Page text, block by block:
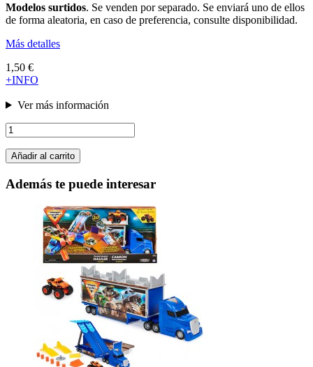
Modelos surtidos. Se venden por separado. Se enviará uno de ellos
de forma aleatoria, en caso de preferencia, consulte disponibilidad.
Más detalles
1,50 €
+INFO
Ver más información
Añadir al carrito
Además te puede interesar